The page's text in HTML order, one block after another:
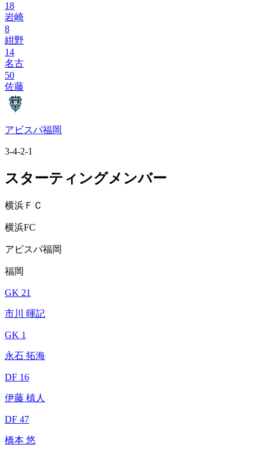
18
岩崎
8
紺野
14
名古
50
佐藤
アビスパ福岡
3-4-2-1
スターティングメンバー
横浜ＦＣ
横浜FC
アビスパ福岡
福岡
GK 21
市川 暉記
GK 1
永石 拓海
DF 16
伊藤 槙人
DF 47
橋本 悠